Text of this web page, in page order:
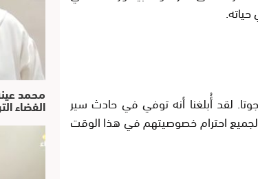
لقد أُبلغنا أنه توفي في حادث سير
احترام خصوصيتهم في هذا الوقت
محمد
الفضاء